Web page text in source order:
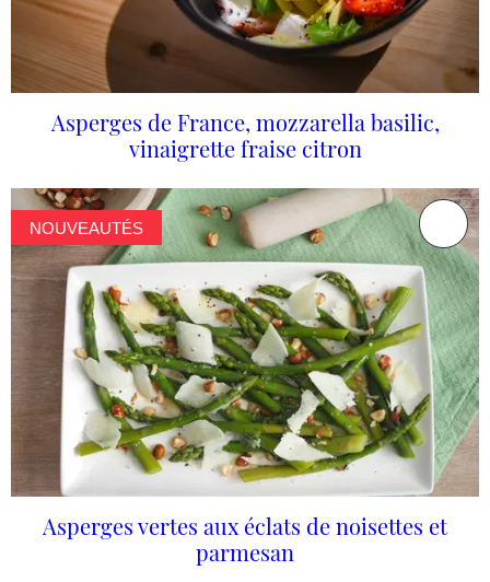
Asperges de France, mozzarella basilic,
vinaigrette fraise citron
NOUVEAUTÉS
Asperges vertes aux éclats de noisettes et
parmesan